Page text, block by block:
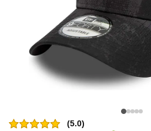
(5.0)